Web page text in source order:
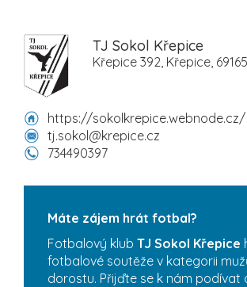
TJ Sokol Křepice
Křepice 392, Křepice, 69165
https://sokolkrepice.webnode.cz/
tj.sokol@krepice.cz
734490397
Máte zájem hrát fotbal?
Fotbalový klub TJ Sokol Křepice
fotbalové soutěže v kategorii
dorostu. Přijďte se k nám podívat